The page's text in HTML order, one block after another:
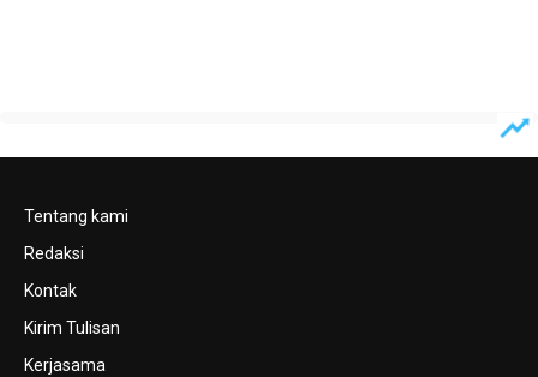
Tentang kami
Redaksi
Kontak
Kirim Tulisan
Kerjasama